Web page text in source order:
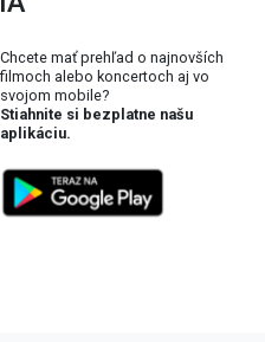
Chcete mať prehľad o najnovších
filmoch alebo koncertoch aj vo
svojom mobile?
Stiahnite si bezplatne našu
aplikáciu.